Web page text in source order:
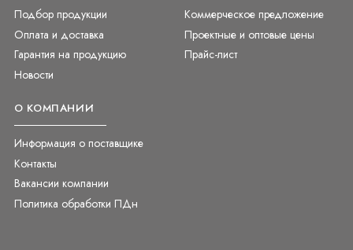
Подбор продукции
Оплата и доставка
Гарантия на продукцию
Новости
Коммерческое предложение
Проектные и оптовые цены
Прайс-лист
О КОМПАНИИ
Информация о поставщике
Контакты
Вакансии компании
Политика обработки ПДн